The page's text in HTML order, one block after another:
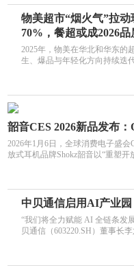
物美超市“烟火气”拉
70%，餐超或成2026
2025年，物美在华北和华东的
生、爆品与年轻化方向持续迭
韶音CES 2026新品发布
2026年1月6日，全球消费电子盛
放式耳机品牌Shokz韶音以“重塑
中贝通信启用AI产业
“我们将全力赋能 AI 全链条发
贝通信（603220.SH）董事长